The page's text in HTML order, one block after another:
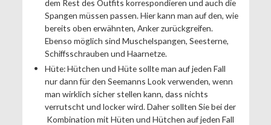
dem Rest des Outfits korrespondieren und auch die
Spangen müssen passen. Hier kann man auf den, wie
bereits oben erwähnten, Anker zurückgreifen.
Ebenso möglich sind Muschelspangen, Seesterne,
Schiffsschrauben und Haarnetze.
Hüte: Hütchen und Hüte sollte man auf jeden Fall
nur dann für den Seemanns Look verwenden, wenn
man wirklich sicher stellen kann, dass nichts
verrutscht und locker wird. Daher sollten Sie bei der
Kombination mit Hüten und Hütchen auf jeden Fall